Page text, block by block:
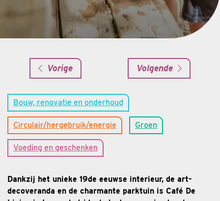
Vorige Volgende
Bouw, renovatie en onderhoud
Circulair/hergebruik/energie Groen
Voeding en geschenken
Dankzij het unieke 19de eeuwse interieur, de art-
decoveranda en de charmante parktuin is Café De